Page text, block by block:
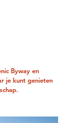
Byway en
je kunt genieten